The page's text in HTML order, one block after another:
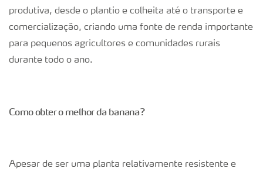
produtiva, desde o plantio e colheita até o transporte e
comercialização, criando uma fonte de renda importante
para pequenos agricultores e comunidades rurais
durante todo o ano.
Como obter o melhor da banana?
Apesar de ser uma planta relativamente resistente e